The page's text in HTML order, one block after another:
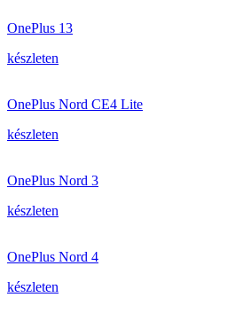
OnePlus 13
készleten
OnePlus Nord CE4 Lite
készleten
OnePlus Nord 3
készleten
OnePlus Nord 4
készleten